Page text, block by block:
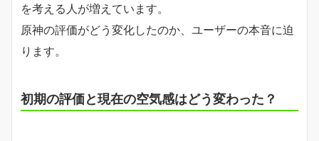
を考える人が増えています。
原神の評価がどう変化したのか、ユーザーの本音に迫
ります。
初期の評価と現在の空気感はどう変わった？